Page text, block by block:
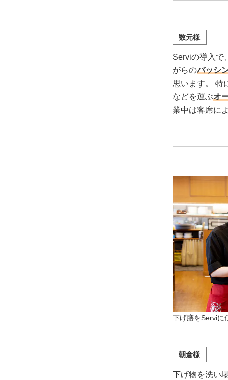
数元様
Serviの導入で
がらのバッシ
思います。 特
などを運ぶオ
業中は客席に
下げ膳をServiに
朝倉様
下げ物を洗い